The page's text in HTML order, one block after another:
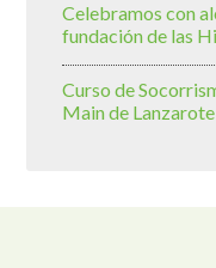
Celebramos con
fundación de las
Curso de
Main de Lanzarote